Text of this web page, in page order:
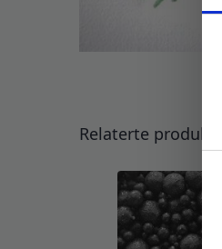
Relaterte produkter